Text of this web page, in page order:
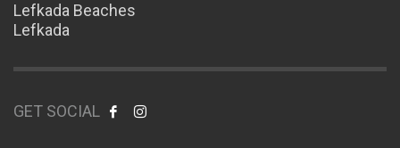
Lefkada Beaches
Lefkada
GET SOCIAL